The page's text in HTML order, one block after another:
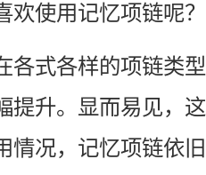
欢使用记忆项链呢？
各式各样的项链类
提升。显而易见，
情况，记忆项链依